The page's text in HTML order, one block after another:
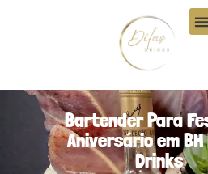
Bartender Para
Aniversário em BH
Drinks